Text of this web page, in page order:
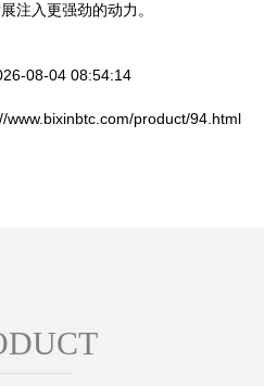
注入更强劲的动力。
08-04 08:54:14
www.bixinbtc.com/product/94.html